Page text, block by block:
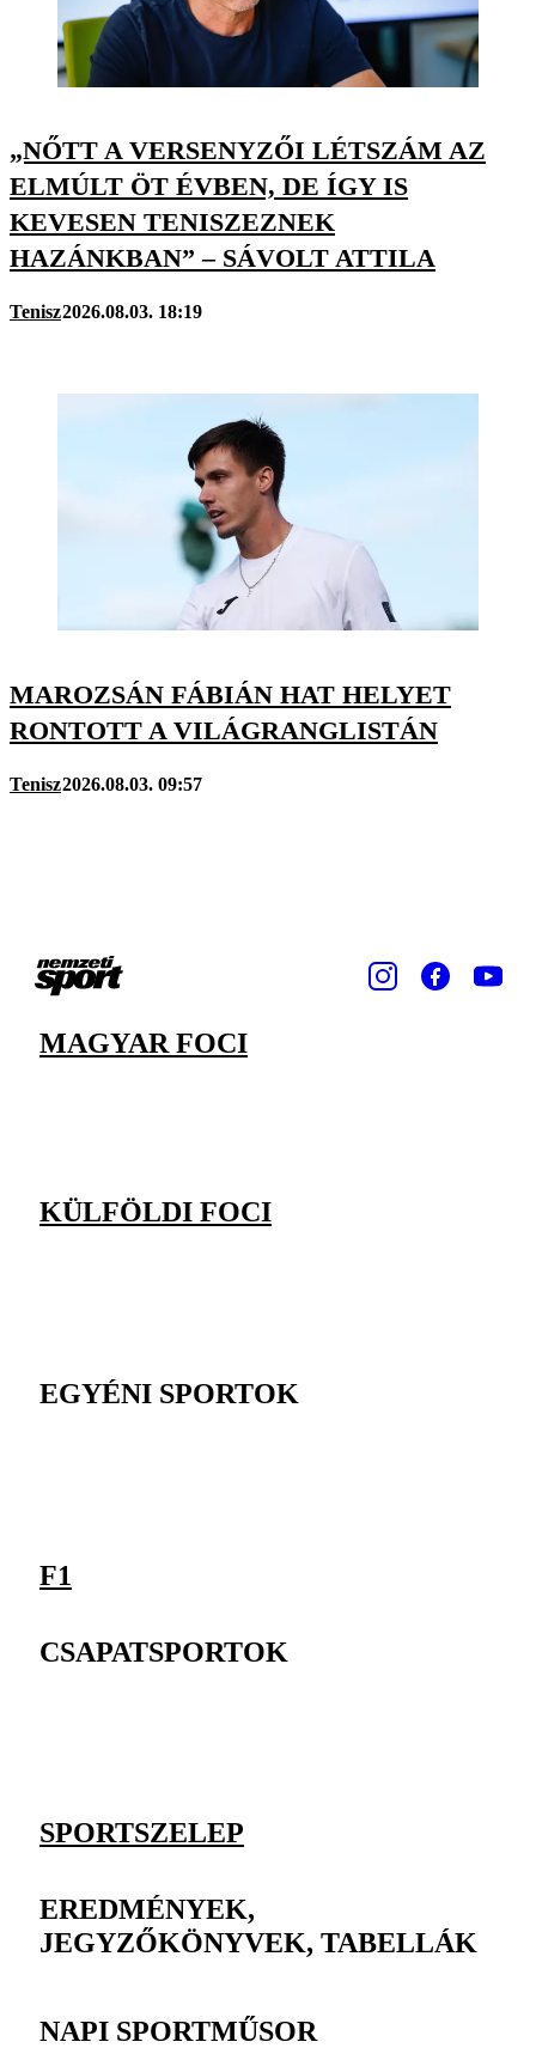
„NŐTT A VERSENYZŐI LÉTSZÁM AZ
ELMÚLT ÖT ÉVBEN, DE ÍGY IS
KEVESEN TENISZEZNEK
HAZÁNKBAN” – SÁVOLT ATTILA
Tenisz2026.08.03. 18:19
MAROZSÁN FÁBIÁN HAT HELYET
RONTOTT A VILÁGRANGLISTÁN
Tenisz2026.08.03. 09:57
MAGYAR FOCI
KÜLFÖLDI FOCI
EGYÉNI SPORTOK
F1
CSAPATSPORTOK
SPORTSZELEP
EREDMÉNYEK,
JEGYZŐKÖNYVEK, TABELLÁK
NAPI SPORTMŰSOR